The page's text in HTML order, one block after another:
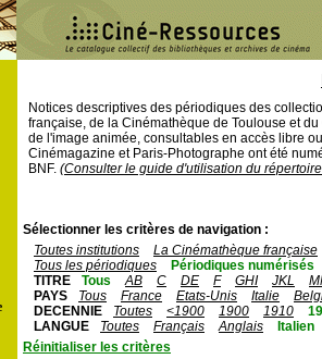
Notices descriptives des périodiques des
française, de la Cinémathèque de Toulouse et
de l'image animée, consultables en accès libre
Cinémagazine et Paris-Photographe ont été
BNF. (Consulter le guide d'utilisation du
Sélectionner les critères de navigation :
Toutes institutions
La Cinémathèque française
Tous les périodiques
Périodiques numérisés
TITRE
Tous AB C DE F GHI JKL
PAYS
Tous France Etats-Unis Italie
DECENNIE
Toutes <1900 1900 1910
LANGUE
Toutes Français Anglais Italien
Réinitialiser les critères